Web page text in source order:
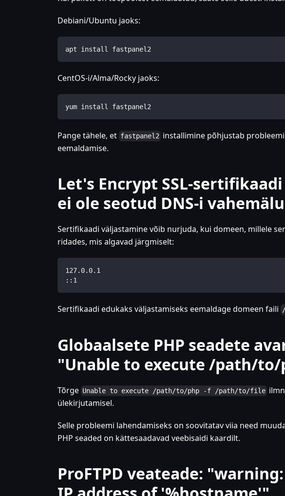
Debiani/Ubuntu jaoks:
apt install fastpanel2
CentOS-i/Alma/Rocky jaoks:
yum install fastpanel2
Pange tähele, et fastpanel2 installimine põhjustab
eemaldamise.
Let's Encrypt SSL-
ei ole seotud DNS-i
Sertifikaadi väljastamine võib nurjuda, kui domeen, millele
ridades, mis algavad järgmiselt:
127.0.0.1
::1
Sertifikaadi edukaks väljastamiseks eemaldage domeen faili
Globaalsete PHP seadete
"Unable to execute /path/
Tõrge Unable to execute /path/to/php -f /path/to/file
ülekirjutamisel.
Selle probleemi lahendamiseks on soovitatav viia need
PHP seaded on kättesaadavad veebisaidi kaardilt.
ProFTPD veateade: